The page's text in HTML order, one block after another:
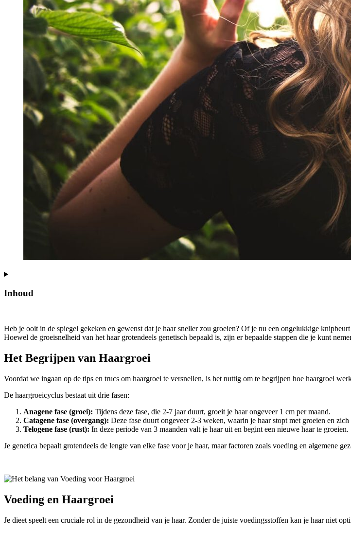
Inhoud
Heb je ooit in de spiegel gekeken en gewenst dat je haar sneller zou groeien? Of je nu een ongelukkige
Hoewel de groeisnelheid van het haar grotendeels genetisch bepaald is, zijn er bepaalde stappen die je kunt
Het Begrijpen van Haargroei
Voordat we ingaan op de tips en trucs om haargroei te versnellen, is het nuttig om te begrijpen hoe haargroei
De haargroeicyclus bestaat uit drie fasen:
Anagene fase (groei): Tijdens deze fase, die 2-7 jaar duurt, groeit je haar ongeveer 1 cm per maand.
Catagene fase (overgang): Deze fase duurt ongeveer 2-3 weken, waarin je haar stopt met groeien en
Telogene fase (rust): In deze periode van 3 maanden valt je haar uit en begint een nieuwe haar te groeien.
Je genetica bepaalt grotendeels de lengte van elke fase voor je haar, maar factoren zoals voeding en algemene
Voeding en Haargroei
Je dieet speelt een cruciale rol in de gezondheid van je haar. Zonder de juiste voedingsstoffen kan je haar niet